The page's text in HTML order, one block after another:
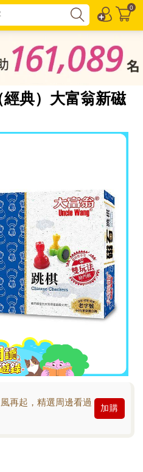
0
經典）大富翁新磁
再起，精選周邊看過
加購